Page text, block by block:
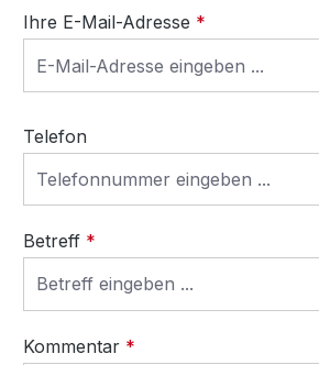
Ihre E-Mail-Adresse *
Telefon
Betreff *
Kommentar *